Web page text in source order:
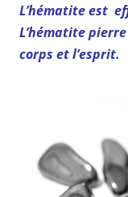
L’hématite est
L’hématite
corps et l’esprit.